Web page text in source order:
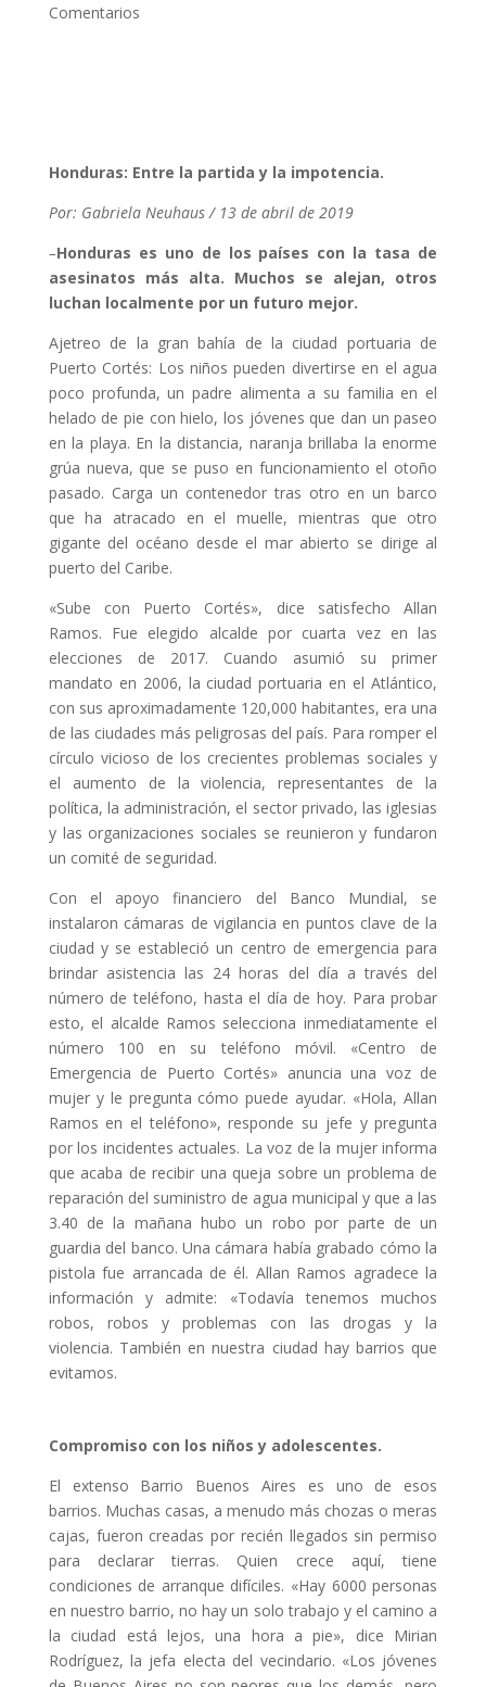
Comentarios
Honduras: Entre la partida y la impotencia.
Por: Gabriela Neuhaus / 13 de abril de 2019
–Honduras es uno de los países con la tasa de
asesinatos más alta. Muchos se alejan, otros
luchan localmente por un futuro mejor.
Ajetreo de la gran bahía de la ciudad portuaria de
Puerto Cortés: Los niños pueden divertirse en el agua
poco profunda, un padre alimenta a su familia en el
helado de pie con hielo, los jóvenes que dan un paseo
en la playa. En la distancia, naranja brillaba la enorme
grúa nueva, que se puso en funcionamiento el otoño
pasado. Carga un contenedor tras otro en un barco
que ha atracado en el muelle, mientras que otro
gigante del océano desde el mar abierto se dirige al
puerto del Caribe.
«Sube con Puerto Cortés», dice satisfecho Allan
Ramos. Fue elegido alcalde por cuarta vez en las
elecciones de 2017. Cuando asumió su primer
mandato en 2006, la ciudad portuaria en el Atlántico,
con sus aproximadamente 120,000 habitantes, era una
de las ciudades más peligrosas del país. Para romper el
círculo vicioso de los crecientes problemas sociales y
el aumento de la violencia, representantes de la
política, la administración, el sector privado, las iglesias
y las organizaciones sociales se reunieron y fundaron
un comité de seguridad.
Con el apoyo financiero del Banco Mundial, se
instalaron cámaras de vigilancia en puntos clave de la
ciudad y se estableció un centro de emergencia para
brindar asistencia las 24 horas del día a través del
número de teléfono, hasta el día de hoy. Para probar
esto, el alcalde Ramos selecciona inmediatamente el
número 100 en su teléfono móvil. «Centro de
Emergencia de Puerto Cortés» anuncia una voz de
mujer y le pregunta cómo puede ayudar. «Hola, Allan
Ramos en el teléfono», responde su jefe y pregunta
por los incidentes actuales. La voz de la mujer informa
que acaba de recibir una queja sobre un problema de
reparación del suministro de agua municipal y que a las
3.40 de la mañana hubo un robo por parte de un
guardia del banco. Una cámara había grabado cómo la
pistola fue arrancada de él. Allan Ramos agradece la
información y admite: «Todavía tenemos muchos
robos, robos y problemas con las drogas y la
violencia. También en nuestra ciudad hay barrios que
evitamos.
Compromiso con los niños y adolescentes.
El extenso Barrio Buenos Aires es uno de esos
barrios. Muchas casas, a menudo más chozas o meras
cajas, fueron creadas por recién llegados sin permiso
para declarar tierras. Quien crece aquí, tiene
condiciones de arranque difíciles. «Hay 6000 personas
en nuestro barrio, no hay un solo trabajo y el camino a
la ciudad está lejos, una hora a pie», dice Mirian
Rodríguez, la jefa electa del vecindario. «Los jóvenes